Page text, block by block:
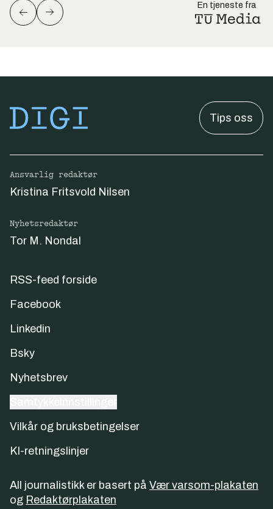
En tjeneste fra
Tips oss
Ansvarlig redaktør
Kristina Fritsvold Nilsen
Nyhetsredaktør
Tor M. Nondal
RSS-feed forside
Facebook
Linkedin
Bsky
Nyhetsbrev
Vilkår og bruksbetingelser
KI-retningslinjer
All journalistikk er basert på Vær varsom-plakaten
og Redaktørplakaten